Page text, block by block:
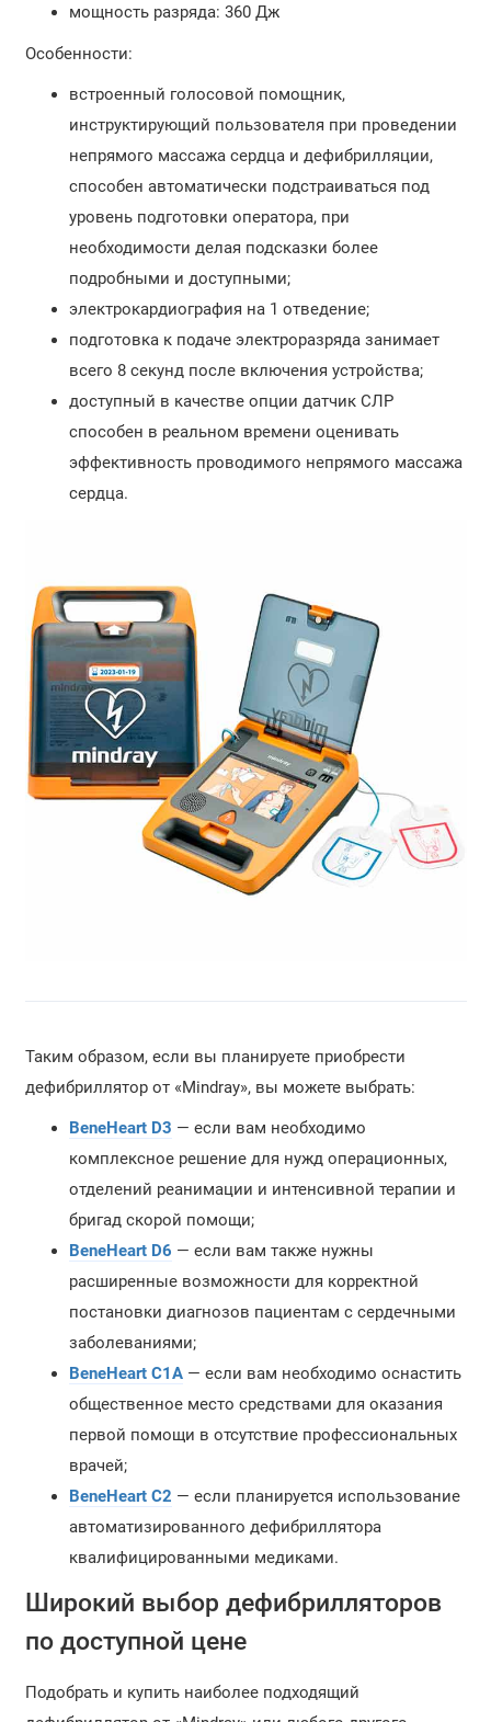
мощность разряда: 360 Дж
Особенности:
встроенный голосовой помощник,
инструктирующий пользователя при проведении
непрямого массажа сердца и дефибрилляции,
способен автоматически подстраиваться под
уровень подготовки оператора, при
необходимости делая подсказки более
подробными и доступными;
электрокардиография на 1 отведение;
подготовка к подаче электроразряда занимает
всего 8 секунд после включения устройства;
доступный в качестве опции датчик СЛР
способен в реальном времени оценивать
эффективность проводимого непрямого массажа
сердца.
Таким образом, если вы планируете приобрести
дефибриллятор от «Mindray», вы можете выбрать:
BeneHeart D3 — если вам необходимо
комплексное решение для нужд операционных,
отделений реанимации и интенсивной терапии и
бригад скорой помощи;
BeneHeart D6 — если вам также нужны
расширенные возможности для корректной
постановки диагнозов пациентам с сердечными
заболеваниями;
BeneHeart C1A— если вам необходимо оснастить
общественное место средствами для оказания
первой помощи в отсутствие профессиональных
врачей;
BeneHeart C2 — если планируется использование
автоматизированного дефибриллятора
квалифицированными медиками.
Широкий выбор дефибрилляторов
по доступной цене
Подобрать и купить наиболее подходящий